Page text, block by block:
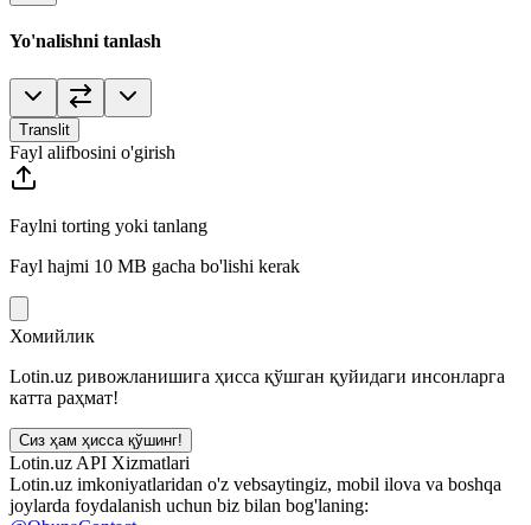
Yo'nalishni tanlash
Translit
Fayl alifbosini o'girish
Faylni torting yoki tanlang
Fayl hajmi 10 MB gacha bo'lishi kerak
Хомийлик
Lotin.uz ривожланишига ҳисса қўшган қуйидаги инсонларга
катта раҳмат!
Сиз ҳам ҳисса қўшинг!
Lotin.uz API Xizmatlari
Lotin.uz imkoniyatlaridan o'z vebsaytingiz, mobil ilova va boshqa
joylarda foydalanish uchun biz bilan bog'laning: